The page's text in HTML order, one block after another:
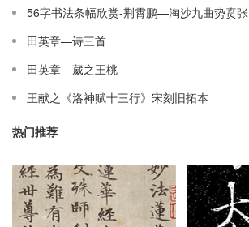
56字书法条幅欣赏-荆霄鹏—淘沙九曲势贲张
田英章—诗三首
田英章—葳之王桃
王献之《洛神赋十三行》宋刻旧拓本
热门推荐